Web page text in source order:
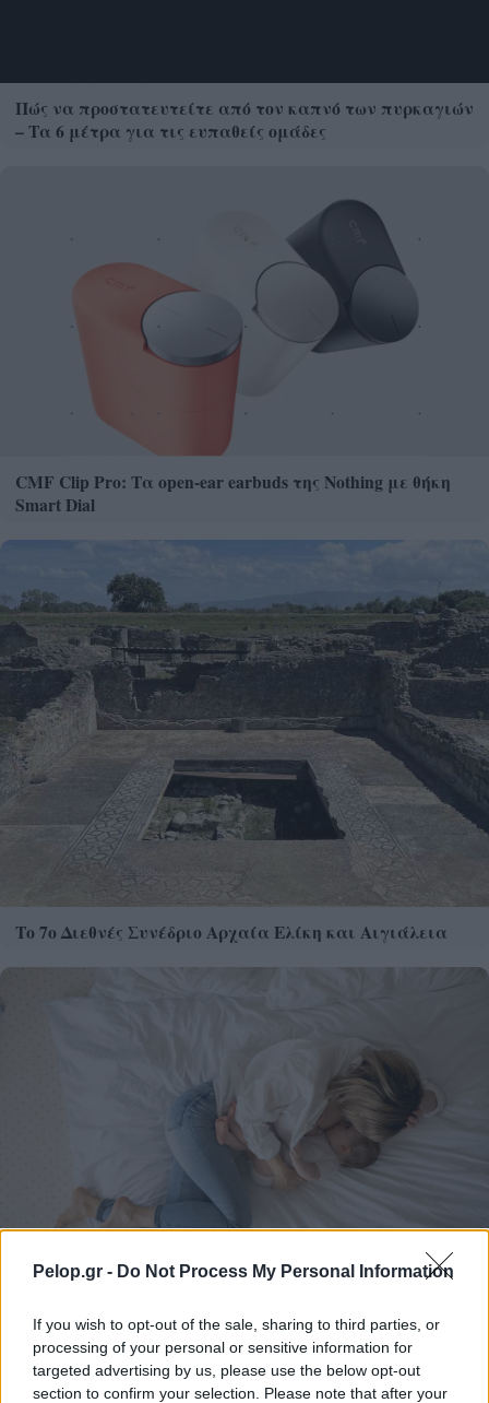
Pelop.gr - Do Not Process My Personal Information
If you wish to opt-out of the sale, sharing to third parties, or
processing of your personal or sensitive information for
targeted advertising by us, please use the below opt-out
section to confirm your selection. Please note that after your
Πώς να προστατευτείτε από τον καπνό των πυρκαγιών
– Τα 6 μέτρα για τις ευπαθείς ομάδες
CMF Clip Pro: Τα open-ear earbuds της Nothing με θήκη
Smart Dial
Το 7ο Διεθνές Συνέδριο Αρχαία Ελίκη και Αιγιάλεια
Θηλασμός: Το «θαύμα» των πρώτων 1.000 ημερών – Τι
συμβαίνει στον εγκέφαλο του μωρού